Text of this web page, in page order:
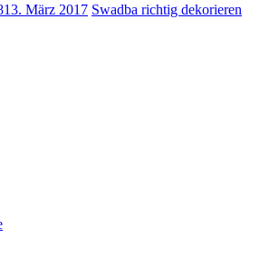
13. März 2017 Swadba richtig dekorieren